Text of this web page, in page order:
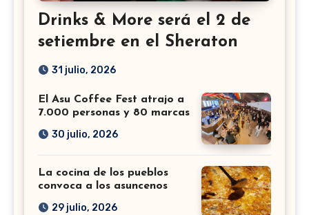
Drinks & More será el 2 de
setiembre en el Sheraton
31 julio, 2026
El Asu Coffee Fest atrajo a
7.000 personas y 80 marcas
30 julio, 2026
La cocina de los pueblos
convoca a los asuncenos
29 julio, 2026